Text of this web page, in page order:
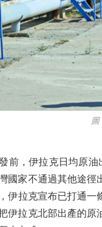
圖：
，伊拉克日均原油
國家不通過其他途
伊拉克宣布已打通
伊拉克北部出產的